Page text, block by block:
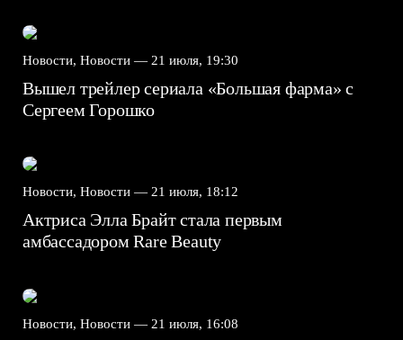
Новости, Новости — 21 июля, 19:30
Вышел трейлер сериала «Большая фарма» с
Сергеем Горошко
Новости, Новости — 21 июля, 18:12
Актриса Элла Брайт стала первым
амбассадором Rare Beauty
Новости, Новости — 21 июля, 16:08